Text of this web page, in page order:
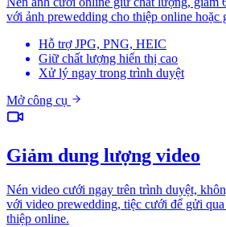
với ảnh prewedding cho thiệp online hoặc
Hỗ trợ JPG, PNG, HEIC
Giữ chất lượng hiển thị cao
Xử lý ngay trong trình duyệt
Mở công cụ
Giảm dung lượng video
Nén video cưới ngay trên trình duyệt,
với video prewedding, tiệc cưới để gửi
thiệp online.